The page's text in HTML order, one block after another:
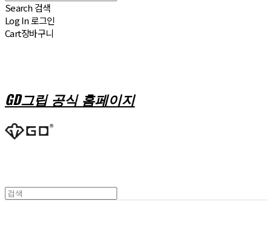
Search 검색
Log In로그인
Cart장바구니
GD그립 공식 홈페이지